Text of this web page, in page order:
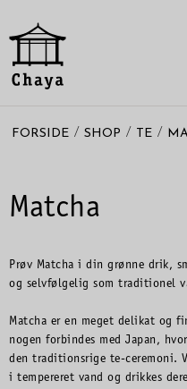
FORSIDE / SHOP / TE /
Matcha
Prøv Matcha i din grønne drik,
og selvfølgelig som traditionel
Matcha er en meget delikat og
nogen forbindes med Japan,
den traditionsrige te-ceremoni.
i tempereret vand og drikkes